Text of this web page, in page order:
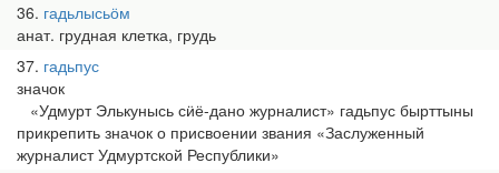
36 гадьлысьӧм
анат. грудная клетка, грудь
37 гадьпус
значок
«Удмурт Элькунысь сӥё-дано журналист» гадьпус бырттыны
прикрепить значок о присвоении звания «Заслуженный
журналист Удмуртской Республики»